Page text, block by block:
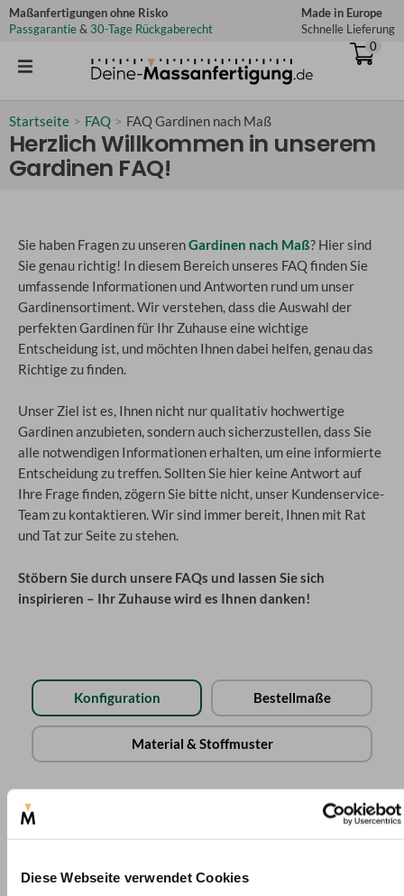
Diese Webseite verwendet Cookies
Zum
Inhalt
Maßanfertigungen ohne Risko
Passgarantie& 30-Tage Rückgaberecht
Made in Europe
Schnelle Lieferung
0
Startseite > FAQ > FAQ Gardinen nach Maß
Herzlich Willkommen in unserem
Gardinen FAQ!
Sie haben Fragen zu unserenGardinen nach Maß? Hier sind
Sie genau richtig! In diesem Bereich unseres FAQ finden Sie
umfassende Informationen und Antworten rund um unser
Gardinensortiment. Wir verstehen, dass die Auswahl der
perfekten Gardinen für Ihr Zuhause eine wichtige
Entscheidung ist, und möchten Ihnen dabei helfen, genau das
Richtige zu finden.
Unser Ziel ist es, Ihnen nicht nur qualitativ hochwertige
Gardinen anzubieten, sondern auch sicherzustellen, dass Sie
alle notwendigen Informationen erhalten, um eine informierte
Entscheidung zu treffen. Sollten Sie hier keine Antwort auf
Ihre Frage finden, zögern Sie bitte nicht, unser Kundenservice-
Team zu kontaktieren. Wir sind immer bereit, Ihnen mit Rat
und Tat zur Seite zu stehen.
Stöbern Sie durch unsere FAQs und lassen Sie sich
inspirieren – Ihr Zuhause wird es Ihnen danken!
Konfiguration Bestellmaße
Material & Stoffmuster
Was passiert, wenn die Gardine die falschen Maße